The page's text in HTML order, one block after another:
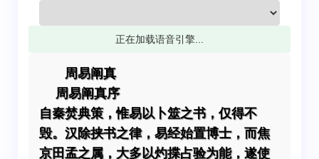
正在加载语音引擎...
周易阐真
周易阐真序
自秦焚典策，惟易以卜筮之书，仅得不
毁。汉除挟书之律，易经始置博士，而焦
京田孟之属，大多以灼揲占验为能，遂使